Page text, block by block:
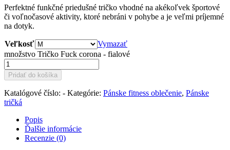
Perfektné funkčné priedušné tričko vhodné na akékoľvek športové
či voľnočasové aktivity, ktoré nebráni v pohybe a je veľmi príjemné
na dotyk.
Veľkosť
Vymazať
množstvo Tričko Fuck corona - fialové
Pridať do košíka
Katalógové číslo: - Kategórie: Pánske fitness oblečenie, Pánske
tričká
Popis
Ďalšie informácie
Recenzie (0)